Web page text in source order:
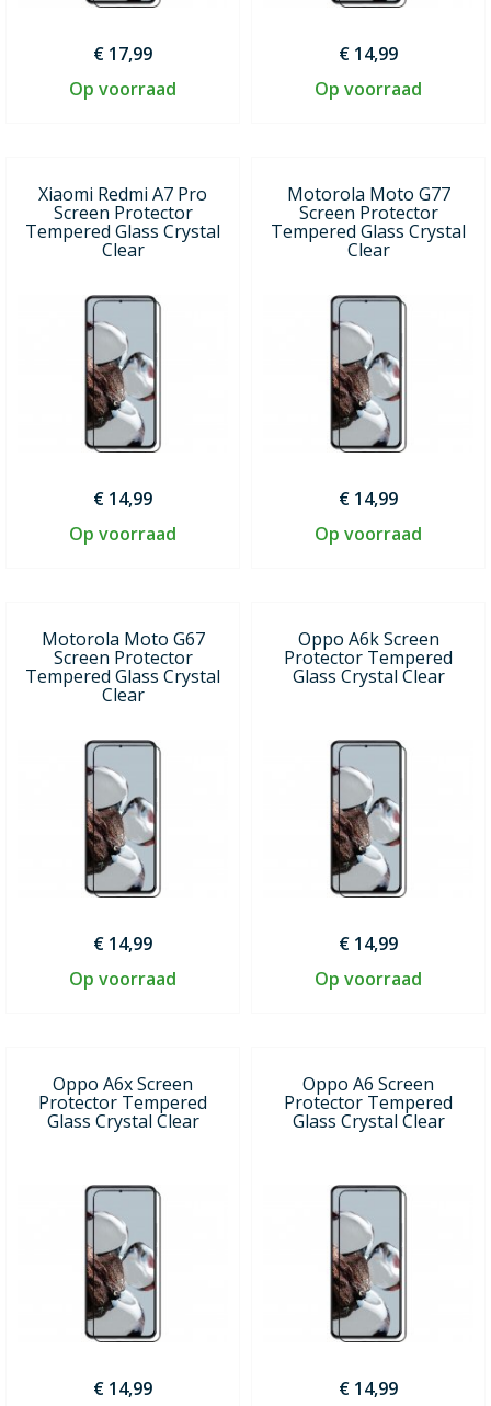
€ 17,99
Op voorraad
€ 14,99
Op voorraad
Xiaomi Redmi A7 Pro
Screen Protector
Tempered Glass Crystal
Clear
€ 14,99
Op voorraad
Motorola Moto G77
Screen Protector
Tempered Glass Crystal
Clear
€ 14,99
Op voorraad
Motorola Moto G67
Screen Protector
Tempered Glass Crystal
Clear
€ 14,99
Op voorraad
Oppo A6k Screen
Protector Tempered
Glass Crystal Clear
€ 14,99
Op voorraad
Oppo A6x Screen
Protector Tempered
Glass Crystal Clear
€ 14,99
Oppo A6 Screen
Protector Tempered
Glass Crystal Clear
€ 14,99